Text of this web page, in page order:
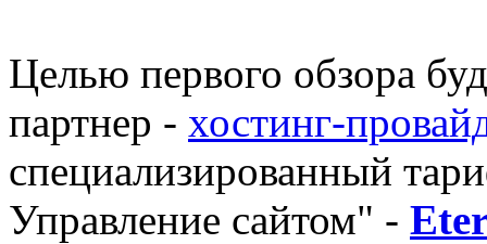
Целью первого обзора
партнер - хостинг-
специализированный
Управление сайтом" -